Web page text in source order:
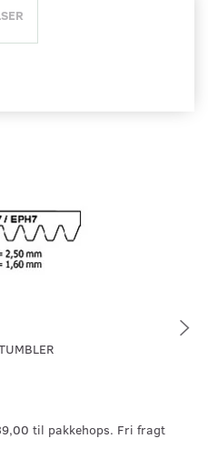
til pakkehops. Fri fragt